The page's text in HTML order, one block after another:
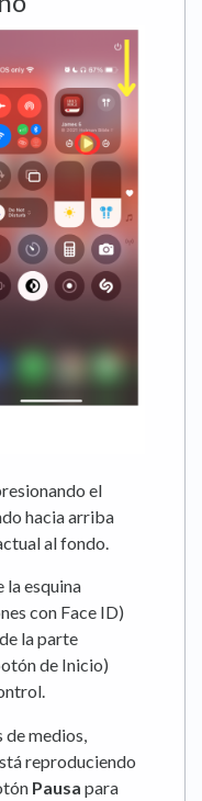
el
hacia arriba
al fondo.
la esquina
con Face ID)
la parte
de Inicio)
de medios,
reproduciendo
Pausa para